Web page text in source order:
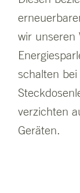
wir unseren
schalten
verzichten
Geräten.